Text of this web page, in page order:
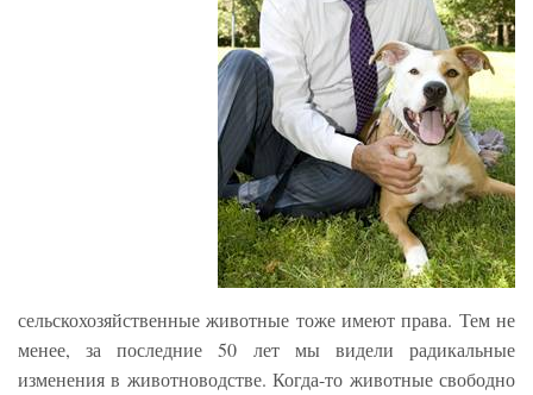
сельскохозяйственные животные тоже имеют права. Тем не
менее, за последние 50 лет мы видели радикальные
изменения в животноводстве. Когда-то животные свободно